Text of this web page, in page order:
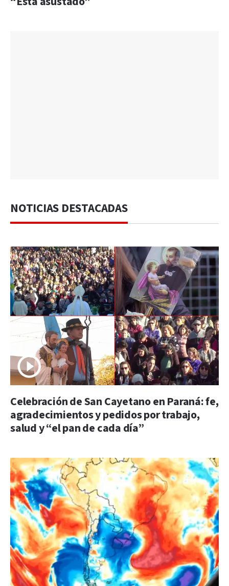
NOTICIAS DESTACADAS
Celebración de San Cayetano en Paraná: fe,
agradecimientos y pedidos por trabajo,
salud y “el pan de cada día”